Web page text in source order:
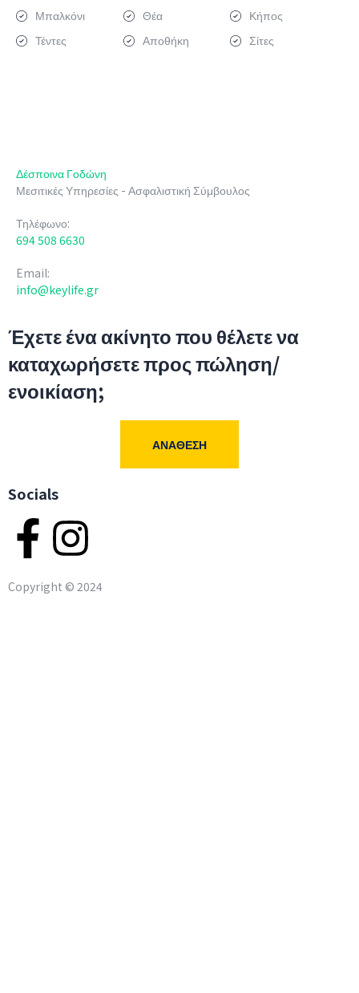
Μπαλκόνι Θέα
Κήπος
Τέντες
Αποθήκη Σίτες
Δέσποινα Γοδώνη
Μεσιτικές Υπηρεσίες - Ασφαλιστική Σύμβουλος
Τηλέφωνο:
694 508 6630
Email:
info@keylife.gr
Έχετε ένα ακίνητο που θέλετε να
καταχωρήσετε προς πώληση/
ενοικίαση;
ΑΝΆΘΕΣΗ
Socials
Copyright © 2024